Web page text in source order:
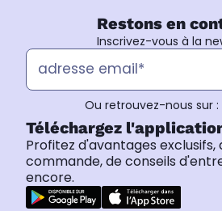
Restons en
Inscrivez-vous à la
Ou retrouvez-nous sur :
Téléchargez
Profitez d'avantages exclusifs,
commande, de conseils
encore.